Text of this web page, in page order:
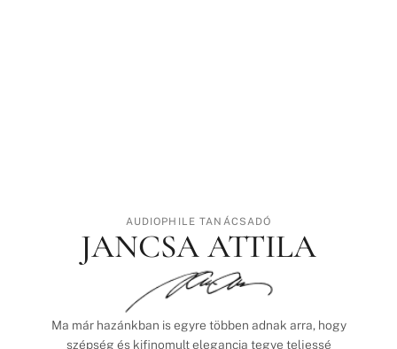
AUDIOPHILE TANÁCSADÓ
JANCSA ATTILA
Ma már hazánkban is egyre többen adnak arra, hogy
szépség és kifinomult elegancia tegye teljessé